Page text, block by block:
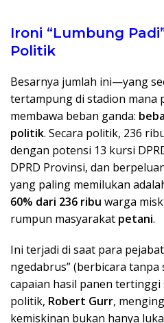
​Ironi “Lumbung
Politik
​Besarnya jumlah ini—yang
tertampung di stadion mana
membawa beban ganda:
politik. Secara politik, 236
dengan potensi 13 kursi
DPRD Provinsi, dan
yang paling memilukan
60% dari 236 ribu warga
rumpun masyarakat petani.
​Ini terjadi di saat para
ngedabrus” (berbicara
capaian hasil panen tertinggi
politik, Robert Gurr,
kemiskinan bukan hanya